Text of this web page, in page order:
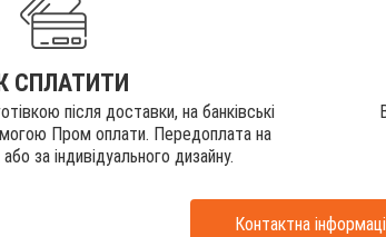
СПЛАТИТИ
після доставки, на банківські
Пром оплати. Передоплата на
за індивідуального дизайну.
Контактна